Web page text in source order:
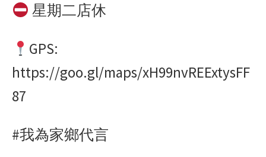
星期二店休
GPS:
https://goo.gl/maps/xH99nvREExtysFF
87
#我為家鄉代言